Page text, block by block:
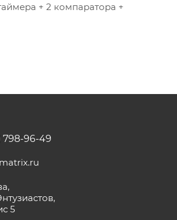
+ 2 компаратора +
798-96-49
5